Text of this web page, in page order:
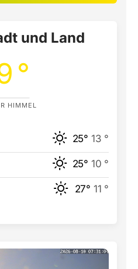
und Land
°
HIMMEL
25° 13 °
25° 10 °
27° 11 °